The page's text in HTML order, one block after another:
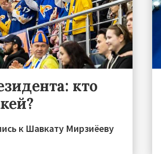
кто
к Шавкату Мирзиёеву